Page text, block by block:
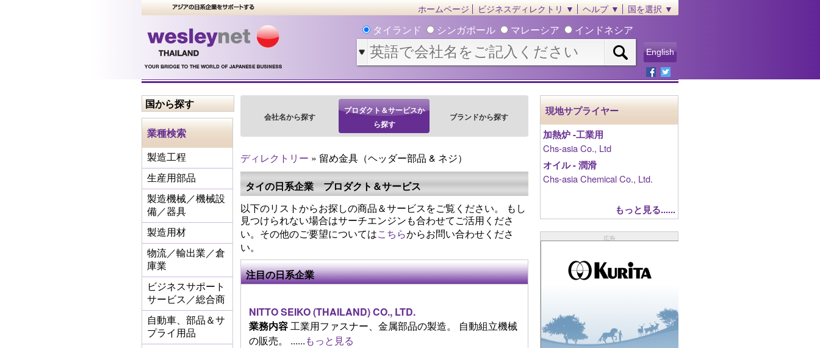
ホームページ ビジネスディレクトリ ▼ ヘルプ ▼ 国を選択 ▼
タイランド シンガポール マレーシア インドネシア
English
国から探す
業種検索
製造工程
生産用部品
製造機械／機械設
備／器具
製造用材
物流／輸出業／倉
庫業
ビジネスサポート
サービス／総合商
自動車、部品＆サ
プライ用品
会社名から探す
プロダクト＆サービスか
ら探す
ブランドから探す
ディレクトリー » 留め金具（ヘッダー部品 & ネジ）
タイの日系企業 プロダクト＆サービス
以下のリストからお探しの商品＆サービスをご覧ください。 もし
見つけられない場合はサーチエンジンも合わせてご活用くださ
い。その他のご要望についてはこちらからお問い合わせくださ
い。
注目の日系企業
NITTO SEIKO (THAILAND) CO., LTD.
業務内容工業用ファスナー、金属部品の製造。 自動組立機械
の販売。 ......もっと見る
現地サプライヤー
加熱炉 ‐工業用
Chs-asia Co., Ltd
オイル - 潤滑
Chs-asia Chemical Co., Ltd.
もっと見る......
広告